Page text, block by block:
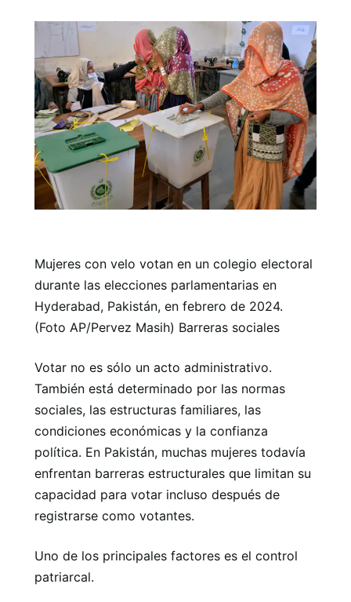
Mujeres con velo votan en un colegio electoral
durante las elecciones parlamentarias en
Hyderabad, Pakistán, en febrero de 2024.
(Foto AP/Pervez Masih) Barreras sociales
Votar no es sólo un acto administrativo.
También está determinado por las normas
sociales, las estructuras familiares, las
condiciones económicas y la confianza
política. En Pakistán, muchas mujeres todavía
enfrentan barreras estructurales que limitan su
capacidad para votar incluso después de
registrarse como votantes.
Uno de los principales factores es el control
patriarcal.